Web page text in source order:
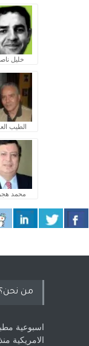
خليل
الطيب
محمد
من نحن؟
اسبوعية